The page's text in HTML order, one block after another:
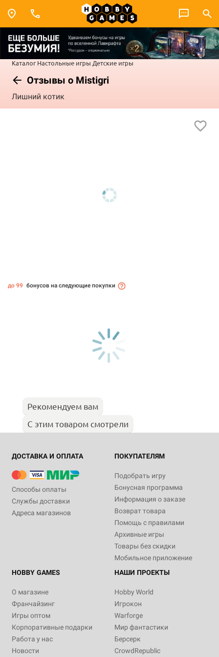
Каталог Настольные игры Детские игры
Отзывы о Mistigri
Лишний котик
до 99 бонусов на следующие покупки
Рекомендуем вам
С этим товаром смотрели
ДОСТАВКА И ОПЛАТА
Способы оплаты
Службы доставки
Адреса магазинов
ПОКУПАТЕЛЯМ
Подобрать игру
Бонусная программа
Информация о заказе
Возврат товара
Помощь с правилами
Архивные игры
Товары без скидки
Мобильное приложение
HOBBY GAMES
О магазине
Франчайзинг
Игры оптом
Корпоративные подарки
Работа у нас
Новости
НАШИ ПРОЕКТЫ
Hobby World
Игрокон
Warforge
Мир фантастики
Берсерк
CrowdRepublic